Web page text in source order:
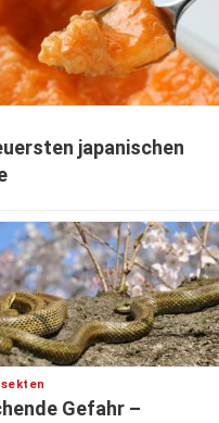
japanischen
Gefahr –